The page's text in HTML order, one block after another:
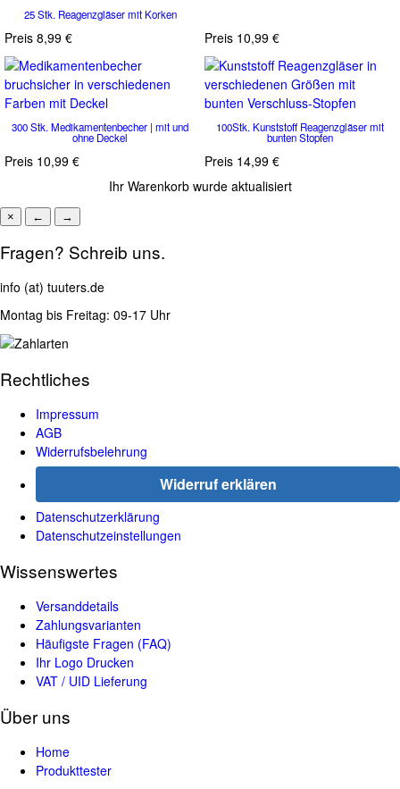
25 Stk. Reagenzgläser mit Korken
Preis 8,99 € Preis 10,99 €
300 Stk. Medikamentenbecher | mit und
ohne Deckel
Preis 10,99 €
100Stk. Kunststoff Reagenzgläser mit
bunten Stopfen
Preis 14,99 €
Ihr Warenkorb wurde aktualisiert
× ← →
Fragen? Schreib uns.
info (at) tuuters.de
Montag bis Freitag: 09-17 Uhr
Rechtliches
Impressum
AGB
Widerrufsbelehrung
Widerruf erklären
Datenschutzerklärung
Datenschutzeinstellungen
Wissenswertes
Versanddetails
Zahlungsvarianten
Häufigste Fragen (FAQ)
Ihr Logo Drucken
VAT / UID Lieferung
Über uns
Home
Produkttester